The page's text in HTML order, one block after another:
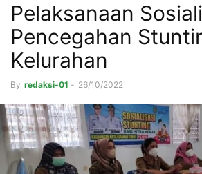
Pelaksanaan
Pencegahan
Kelurahan
By redaksi-01 - 26/10/2022